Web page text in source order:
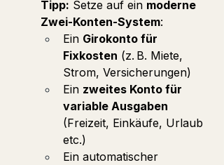
Tipp: Setze auf ein moderne
Zwei-Konten-System:
Ein Girokonto für
Fixkosten (z. B. Miete,
Strom, Versicherungen)
Ein zweites Konto für
variable Ausgaben
(Freizeit, Einkäufe, Urlaub
etc.)
Ein automatischer